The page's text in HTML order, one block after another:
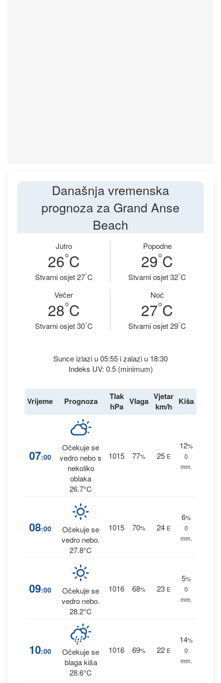
Današnja vremenska
prognoza za Grand Anse
Beach
Jutro
26°C
Stvarni osjet 27°C
Popodne
29°C
Stvarni osjet 32°C
Večer
28°C
Stvarni osjet 30°C
Noć
27°C
Stvarni osjet 29°C
Sunce izlazi u 05:55 i zalazi u 18:30
Indeks UV: 0.5 (minimum)
Vrijeme Prognoza
Tlak
hPa Vlaga Vjetar
km/h
Kiša
07:00
Očekuje se
vedro nebo s
nekoliko
oblaka
26.7°C
1015 77% 25 E
12%
0
mm.
08:00
Očekuje se
vedro nebo.
27.8°C
1015 70% 24 E
6%
0
mm.
09:00
Očekuje se
vedro nebo.
28.2°C
1016 68% 23 E
5%
0
mm.
10:00
Očekuje se
blaga kiša
28.6°C
1016 69% 22 E
14%
0
mm.